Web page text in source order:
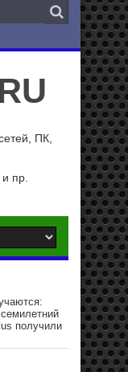
ПК,
пр.
получили